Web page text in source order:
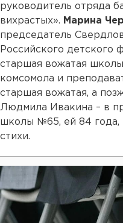
руководитель отряда
вихрастых». Марина
председатель
Российского детского
старшая вожатая
комсомола и
старшая вожатая, а
Людмила Ивакина – в
школы №65, ей 84 года,
стихи.